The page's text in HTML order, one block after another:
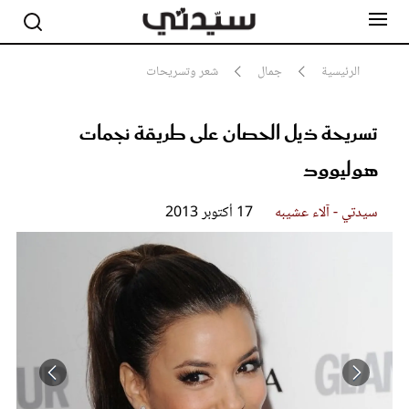
الرئيسية جمال شعر وتسريحات
تسريحة ذيل الحصان على طريقة نجمات
هوليوود
سيدتي - آلاء عشيبه 17 أكتوبر 2013
مشاهير
جمال
سيدتي وطفلك
مقالات الرأي
ستايل
تقارير